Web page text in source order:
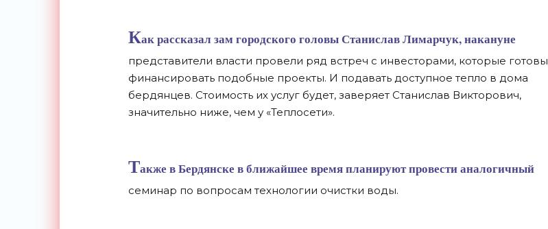
Как рассказал зам городского головы Станислав Лимарчук, накануне
представители власти провели ряд встреч с инвесторами, которые готовы
финансировать подобные проекты. И подавать доступное тепло в дома
бердянцев. Стоимость их услуг будет, заверяет Станислав Викторович,
значительно ниже, чем у «Теплосети».
Также в Бердянске в ближайшее время планируют провести аналогичный
семинар по вопросам технологии очистки воды.